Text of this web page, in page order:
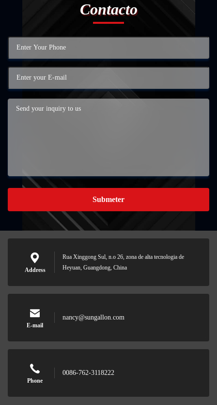
Contacto
Submeter
Address
Rua Xinggong Sul, n.o 26, zona de alta tecnologia de
Heyuan, Guangdong, China
E-mail
nancy@sungallon.com
Phone
0086-762-3118222